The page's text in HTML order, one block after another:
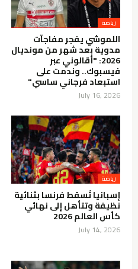
رياضة
اللموشي يفجر مفاجآت
مدوية بعد شهر من مونديال
2026: "أقالوني عبر
فيسبوك.. وندمت على
استبعاد فرجاني ساسي"
July 16, 2026
رياضة
إسبانيا تُسقط فرنسا بثنائية
نظيفة وتتأهل إلى نهائي
كأس العالم 2026
July 14, 2026